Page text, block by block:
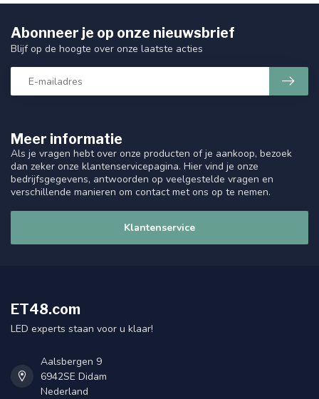
Meer informatie
Als je vragen hebt over onze producten of je aankoop, bezoek
dan zeker onze klantenservicepagina. Hier vind je onze
bedrijfsgegevens, antwoorden op veelgestelde vragen en
verschillende manieren om contact met ons op te nemen.
Klantenservice
Abonneer je op onze nieuwsbrief
Blijf op de hoogte over onze laatste acties
ET48.com
LED experts staan voor u klaar!
Aalsbergen 9
6942SE Didam
Nederland